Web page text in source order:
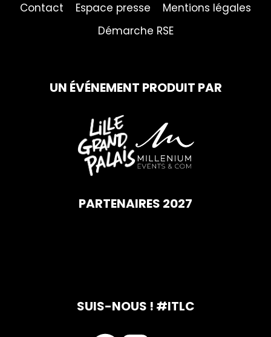
Contact
Espace presse
Mentions légales
Démarche RSE
UN ÉVÉNEMENT PRODUIT PAR
PARTENAIRES 2027
SUIS-NOUS ! #ITLC